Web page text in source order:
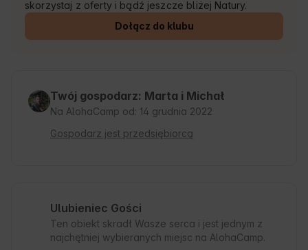
skorzystaj z oferty i bądź jeszcze bliżej Natury.
Dołącz do klubu
Twój gospodarz: Marta i Michał
Na AlohaCamp od: 14 grudnia 2022
Gospodarz jest przedsiębiorcą
Ulubieniec Gości
Ten obiekt skradł Wasze serca i jest jednym z
najchętniej wybieranych miejsc na AlohaCamp.